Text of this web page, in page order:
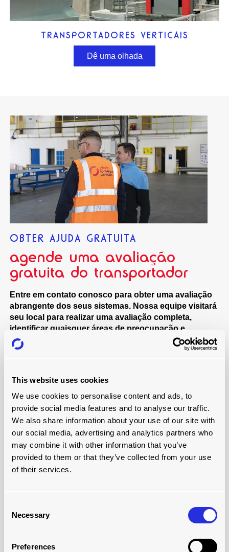
This website uses cookies
We use cookies to personalise content and ads, to
provide social media features and to analyse our traffic.
We also share information about your use of our site with
our social media, advertising and analytics partners who
may combine it with other information that you’ve
provided to them or that they’ve collected from your use
of their services.
Selection
Necessary
Preferences
TRANSPORTADORES VERTICAIS
Dê uma olhada
OBTER AJUDA GRATUITA
agende uma avaliação
gratuita do transportador
Entre em contato conosco para obter uma avaliação
abrangente dos seus sistemas. Nossa equipe visitará
seu local para realizar uma avaliação completa,
identificar quaisquer áreas de preocupação e
fornecer recomendações para possíveis melhorias.
no local, avaliaremos seu sistema e o consideraremos
um MOT. Nosso engenheiro informará se você precisa de
um serviço de transportador, substituição de peças ou
outro trabalho essencial.
Sinalizaremos todas as áreas de preocupação e o
trabalho necessário para evitar problemas futuros e
informaremos se há algo mais imediato que você precisa
resolver.
hoje mesmo!